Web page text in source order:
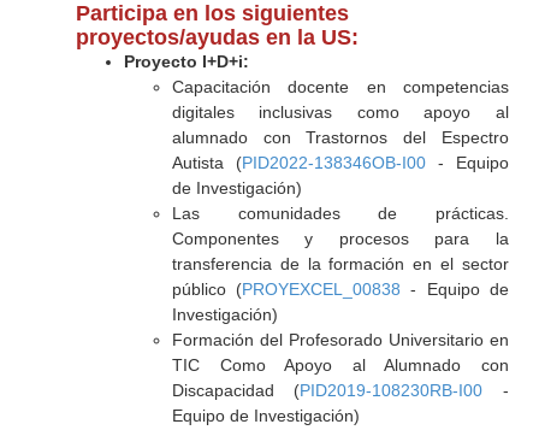
Participa en los siguientes
proyectos/ayudas en la US:
Proyecto I+D+i:
Capacitación docente en competencias
digitales inclusivas como apoyo al
alumnado con Trastornos del Espectro
Autista (PID2022-138346OB-I00- Equipo
de Investigación)
Las comunidades de prácticas.
Componentes y procesos para la
transferencia de la formación en el sector
público (PROYEXCEL_00838 - Equipo de
Investigación)
Formación del Profesorado Universitario en
TIC Como Apoyo al Alumnado con
Discapacidad (PID2019-108230RB-I00 -
Equipo de Investigación)